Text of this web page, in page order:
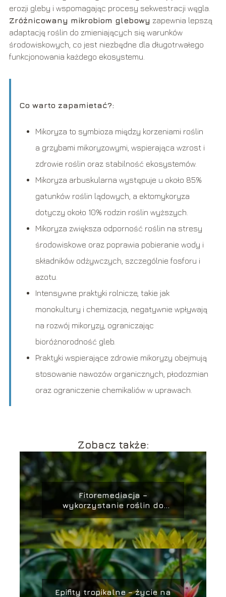
erozji gleby i wspomagając procesy sekwestracji węgla.
Zróżnicowany mikrobiom glebowy zapewnia lepszą
adaptację roślin do zmieniających się warunków
środowiskowych, co jest niezbędne dla długotrwałego
funkcjonowania każdego ekosystemu.
Co warto zapamietać?:
Mikoryza to symbioza między korzeniami roślin
a grzybami mikoryzowymi, wspierająca wzrost i
zdrowie roślin oraz stabilność ekosystemów.
Mikoryza arbuskularna występuje u około 85%
gatunków roślin lądowych, a ektomykoryza
dotyczy około 10% rodzin roślin wyższych.
Mikoryza zwiększa odporność roślin na stresy
środowiskowe oraz poprawia pobieranie wody i
składników odżywczych, szczególnie fosforu i
azotu.
Intensywne praktyki rolnicze, takie jak
monokultury i chemizacja, negatywnie wpływają
na rozwój mikoryzy, ograniczając
bioróżnorodność gleb.
Praktyki wspierające zdrowie mikoryzy obejmują
stosowanie nawozów organicznych, płodozmian
oraz ograniczenie chemikaliów w uprawach.
Zobacz także:
Fitoremediacja –
wykorzystanie roślin do
oczyszczania gleby i wody
Epifity tropikalne – życie na